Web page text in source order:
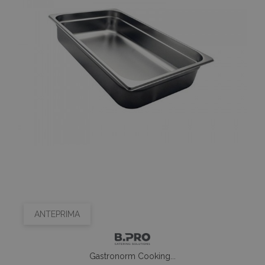
ANTEPRIMA
Gastronorm Cooking...